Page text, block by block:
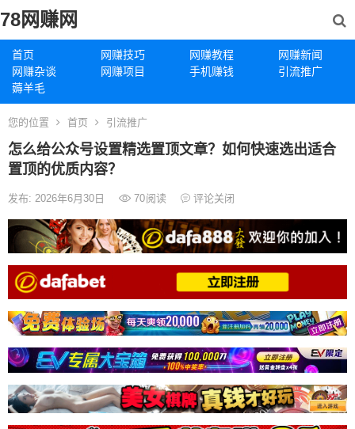
78网赚网
首页 网赚技巧 网赚教程
网赚新闻
网赚杂谈
网赚项目 手机赚钱
引流推广
薅羊毛
您的位置 首页 引流推广
怎么给公众号设置精选置顶文章？如何快速选出适合
置顶的优质内容？
发布: 2026年6月30日 70阅读 评论关闭